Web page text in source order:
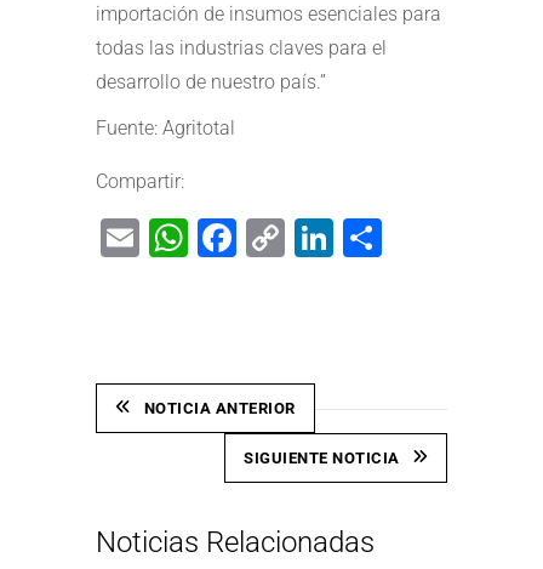
importación de insumos esenciales para
todas las industrias claves para el
desarrollo de nuestro país.”
Fuente: Agritotal
Compartir:
EmailWhatsApp
Facebook
CopyLinkedIn
NOTICIA ANTERIOR
SIGUIENTE NOTICIA
Noticias Relacionadas